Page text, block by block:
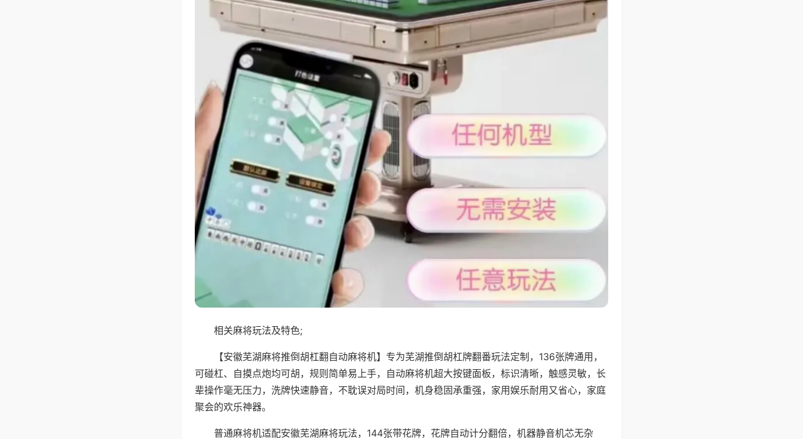
相关麻将玩法及特色;
【安徽芜湖麻将推倒胡杠翻自动麻将机】专为芜湖推倒胡杠牌翻番玩法定制，136张牌通用，
可碰杠、自摸点炮均可胡，规则简单易上手，自动麻将机超大按键面板，标识清晰，触感灵敏，长
辈操作毫无压力，洗牌快速静音，不耽误对局时间，机身稳固承重强，家用娱乐耐用又省心，家庭
聚会的欢乐神器。
普通麻将机适配安徽芜湖麻将玩法，144张带花牌，花牌自动计分翻倍，机器静音机芯无杂